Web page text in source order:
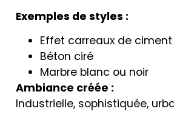
Exemples de styles :
Effet carreaux de
Béton ciré
Marbre blanc ou noir
Ambiance créée :
Industrielle, sophistiquée,